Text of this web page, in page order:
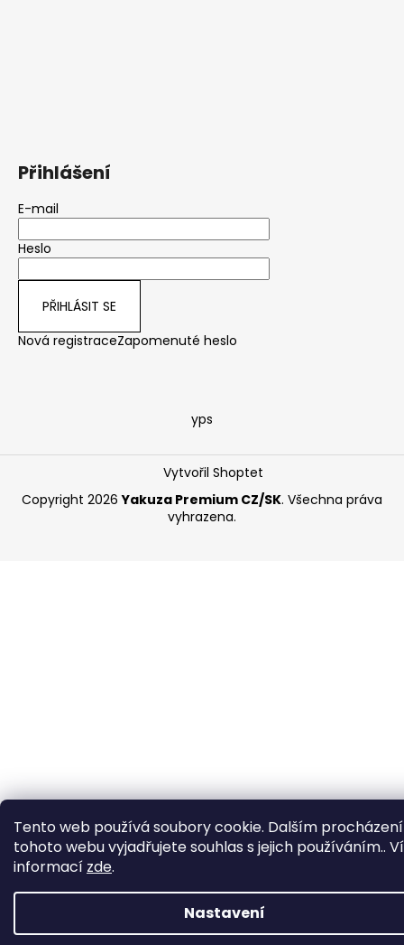
Tento web používá soubory cookie. Dalším
tohoto webu vyjadřujete souhlas s jejich používáním..
informací zde.
Nastavení
Přihlášení
E-mail
Heslo
PŘIHLÁSIT SE
Nová registraceZapomenuté heslo
yps
Vytvořil Shoptet
Copyright 2026Yakuza Premium CZ/SK. Všechna práva
vyhrazena.